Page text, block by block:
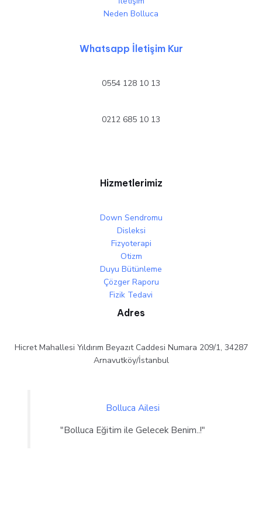
Neden Bolluca
Whatsapp İletişim Kur
0554 128 10 13
0212 685 10 13
Hizmetlerimiz
Down Sendromu
Disleksi
Fizyoterapi
Otizm
Duyu Bütünleme
Çözger Raporu
Fizik Tedavi
Adres
Hicret Mahallesi Yıldırım Beyazıt Caddesi Numara 209/1, 34287
Arnavutköy/İstanbul
Bolluca Ailesi
"Bolluca Eğitim ile Gelecek Benim..!"